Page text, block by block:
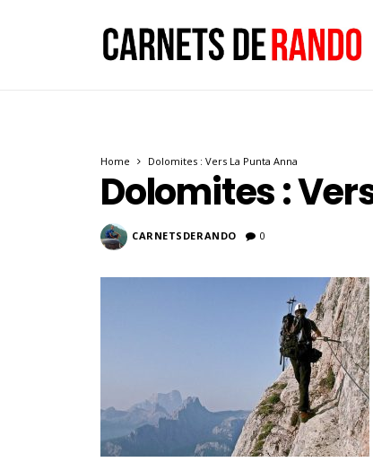
Home Dolomites : Vers La Punta Anna
Dolomites :
CARNETSDERANDO 0